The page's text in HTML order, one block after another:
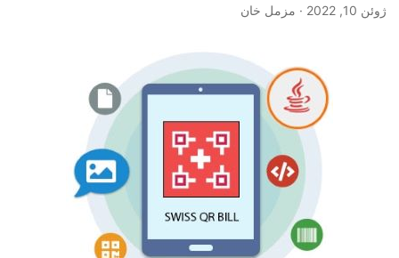
ژوئن 10, 2022 · مزمل خان